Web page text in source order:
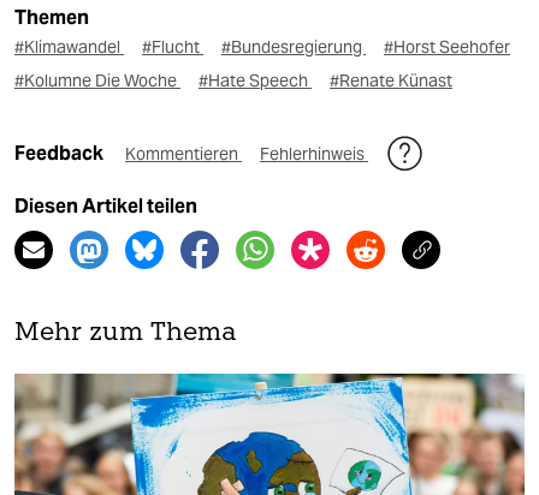
Themen
#Klimawandel #Flucht #Bundesregierung
#Horst Seehofer
#Kolumne Die Woche
#Hate Speech #Renate Künast
Feedback Kommentieren Fehlerhinweis
Diesen Artikel teilen
Mehr zum Thema